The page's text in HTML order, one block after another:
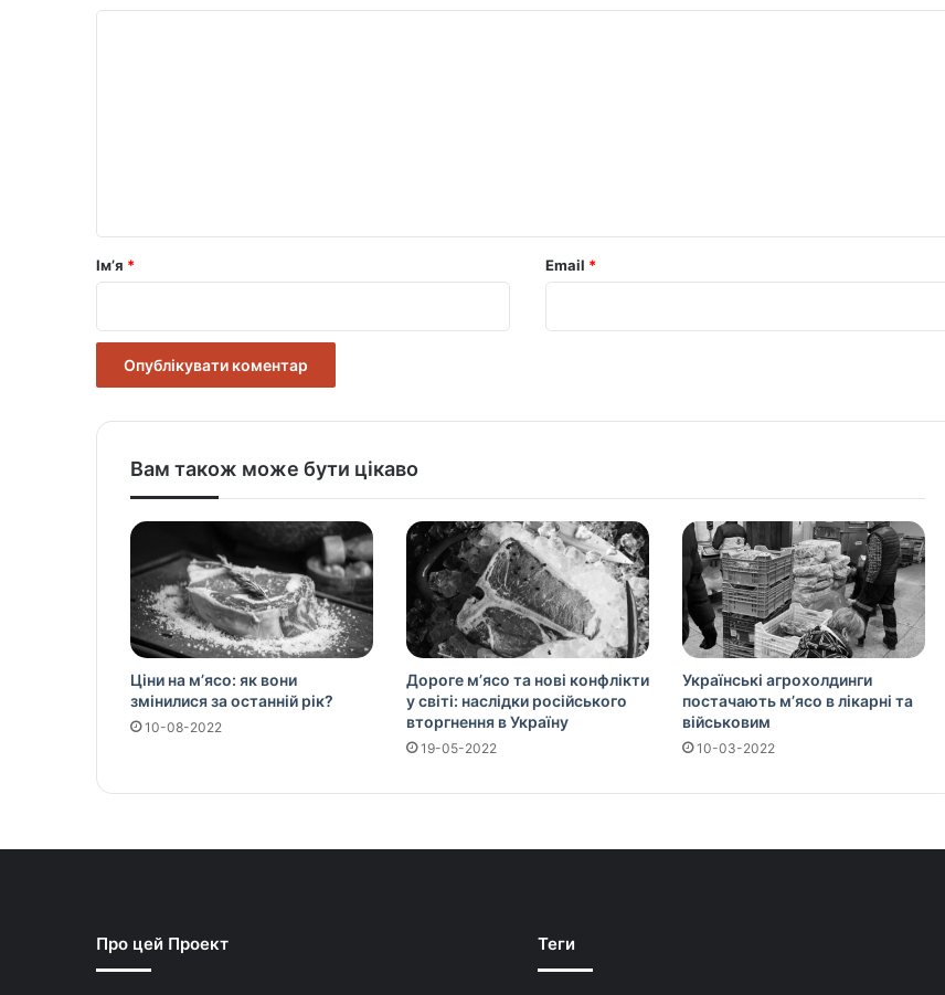
рІм’я * Email *
Вам також може бути цікаво
Ціни на м’ясо: як вони
змінилися за останній рік?
10-08-2022
Дороге м’ясо та нові конфлікти
у світі: наслідки російського
вторгнення в Україну
19-05-2022
Українські агрохолдинги
постачають м’ясо в лікарні та
військовим
10-03-2022
Про цей Проект Теги